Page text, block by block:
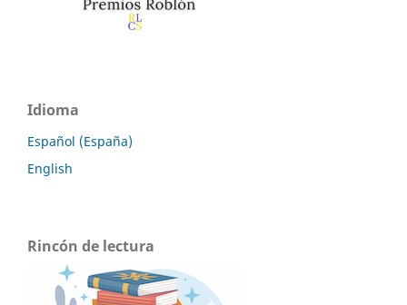
Idioma
Español (España)
English
Rincón de lectura